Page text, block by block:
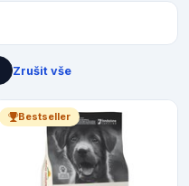
Zrušit vše
Bestseller